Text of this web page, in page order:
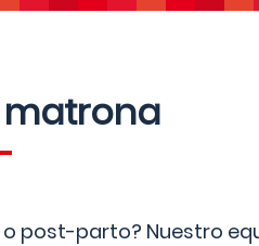
post-parto? Nuestro